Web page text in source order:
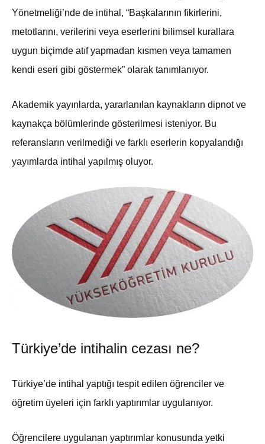
Yönetmeliği’nde de intihal, “Başkalarının fikirlerini,
metotlarını, verilerini veya eserlerini bilimsel kurallara
uygun biçimde atıf yapmadan kısmen veya tamamen
kendi eseri gibi göstermek” olarak tanımlanıyor.
Akademik yayınlarda, yararlanılan kaynakların dipnot ve
kaynakça bölümlerinde gösterilmesi isteniyor. Bu
referansların verilmediği ve farklı eserlerin kopyalandığı
yayımlarda intihal yapılmış oluyor.
Türkiye’de intihalin cezası ne?
Türkiye’de intihal yaptığı tespit edilen öğrenciler ve
öğretim üyeleri için farklı yaptırımlar uygulanıyor.
Öğrencilere uygulanan yaptırımlar konusunda yetki